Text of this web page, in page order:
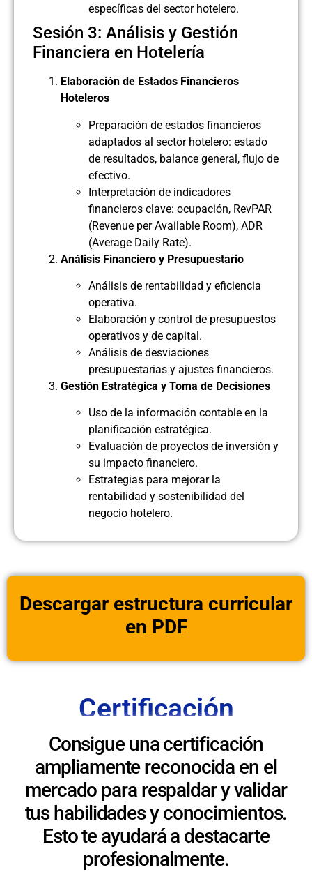
específicas del sector hotelero.
Sesión 3: Análisis y Gestión
Financiera en Hotelería
Elaboración de Estados Financieros
Hoteleros
Preparación de estados financieros
adaptados al sector hotelero: estado
de resultados, balance general, flujo de
efectivo.
Interpretación de indicadores
financieros clave: ocupación, RevPAR
(Revenue per Available Room), ADR
(Average Daily Rate).
Análisis Financiero y Presupuestario
Análisis de rentabilidad y eficiencia
operativa.
Elaboración y control de presupuestos
operativos y de capital.
Análisis de desviaciones
presupuestarias y ajustes financieros.
Gestión Estratégica y Toma de Decisiones
Uso de la información contable en la
planificación estratégica.
Evaluación de proyectos de inversión y
su impacto financiero.
Estrategias para mejorar la
rentabilidad y sostenibilidad del
negocio hotelero.
Descargar estructura curricular
en PDF
Certificación
Consigue una certificación
ampliamente reconocida en el
mercado para respaldar y validar
tus habilidades y conocimientos.
Esto te ayudará a destacarte
profesionalmente.